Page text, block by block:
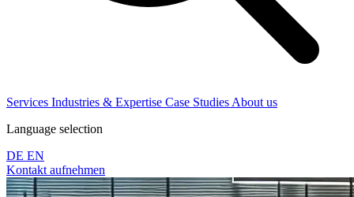
Services Industries & Expertise Case Studies About us
Language selection
DE EN
Kontakt aufnehmen